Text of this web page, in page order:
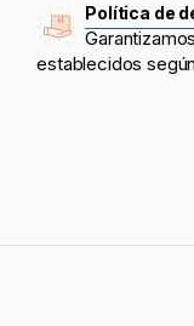
Política de
establecidos